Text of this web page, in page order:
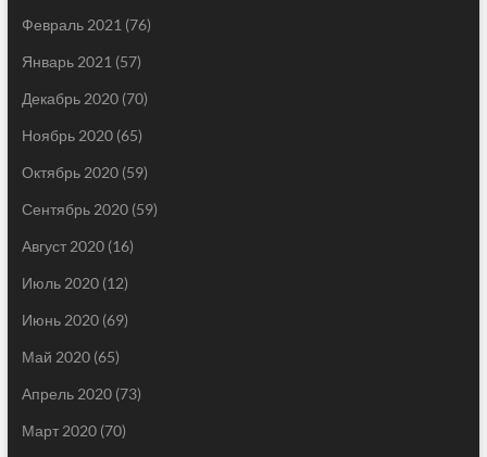
Февраль 2021 (76)
Январь 2021 (57)
Декабрь 2020(70)
Ноябрь 2020(65)
Октябрь 2020(59)
Сентябрь 2020(59)
Август 2020(16)
Июль 2020(12)
Июнь 2020(69)
Май 2020(65)
Апрель 2020(73)
Март 2020(70)